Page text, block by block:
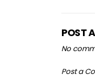
POST
No
Post a